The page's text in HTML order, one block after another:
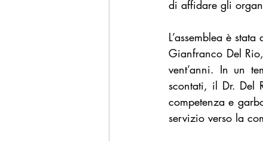
di affidare gli
L’assemblea è
Gianfranco Del
vent’anni. In un
scontati, il Dr. Del
competenza e
servizio verso la